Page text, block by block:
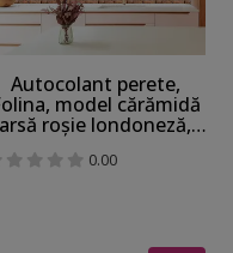
Autocolant perete,
model cărămidă
arsă roșie londoneză,
rolă de 67x200 cm
0.00